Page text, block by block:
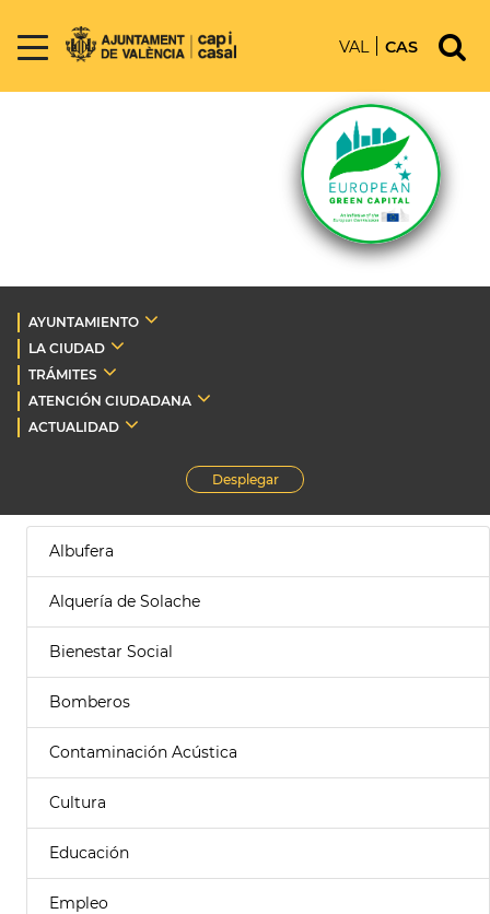
VAL CAS
AYUNTAMIENTO
LA CIUDAD
TRÁMITES
ATENCIÓN CIUDADANA
ACTUALIDAD
Desplegar
Albufera
Alquería de Solache
Bienestar Social
Bomberos
Contaminación Acústica
Cultura
Educación
Empleo